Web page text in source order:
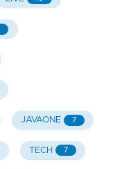
JAVAONE 7
TECH 7